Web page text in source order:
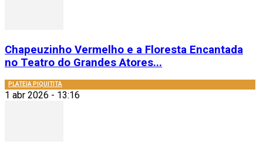
Chapeuzinho Vermelho e a Floresta Encantada
no Teatro do Grandes Atores...
PLATEIA PIQUITITA
1 abr 2026 - 13:16